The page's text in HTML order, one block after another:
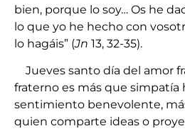
bien, porque lo soy… Os he
lo que yo he hecho con
lo hagáis” (Jn 13, 32-35).
Jueves santo día del amor
fraterno es más que simpatía
sentimiento benevolente,
quien comparte ideas o